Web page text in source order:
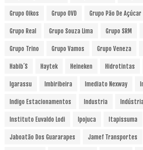
Grupo Oikos Grupo OVD Grupo Pão De Açúcar
Grupo Real Grupo Souza Lima Grupo SRM
Grupo Trino Grupo Vamos Grupo Veneza
Habib´s Haytek Heineken Hidrotintas
Igarassu Imbiribeira Imediato Nexway
Indigo Estacionamentos Industria
Instituto Euvaldo Lodi Ipojuca Itapissuma
Jaboatão Dos Guararapes Jamef Transportes